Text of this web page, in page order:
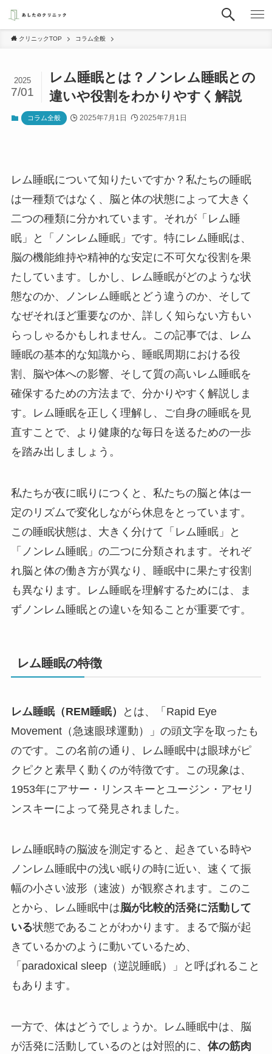
クリニックTOP コラム全般
レム睡眠とは？ノンレム睡眠との
違いや役割をわかりやすく解説
2025
7/01
コラム全般 2025年7月1日 2025年7月1日
レム睡眠について知りたいですか？私たちの睡眠
は一種類ではなく、脳と体の状態によって大きく
二つの種類に分かれています。それが「レム睡
眠」と「ノンレム睡眠」です。特にレム睡眠は、
脳の機能維持や精神的な安定に不可欠な役割を果
たしています。しかし、レム睡眠がどのような状
態なのか、ノンレム睡眠とどう違うのか、そして
なぜそれほど重要なのか、詳しく知らない方もい
らっしゃるかもしれません。この記事では、レム
睡眠の基本的な知識から、睡眠周期における役
割、脳や体への影響、そして質の高いレム睡眠を
確保するための方法まで、分かりやすく解説しま
す。レム睡眠を正しく理解し、ご自身の睡眠を見
直すことで、より健康的な毎日を送るための一歩
を踏み出しましょう。
私たちが夜に眠りにつくと、私たちの脳と体は一
定のリズムで変化しながら休息をとっています。
この睡眠状態は、大きく分けて「レム睡眠」と
「ノンレム睡眠」の二つに分類されます。それぞ
れ脳と体の働き方が異なり、睡眠中に果たす役割
も異なります。レム睡眠を理解するためには、ま
ずノンレム睡眠との違いを知ることが重要です。
レム睡眠の特徴
レム睡眠（REM睡眠）
とは、「Rapid Eye
Movement（急速眼球運動）」の頭文字を取ったも
のです。この名前の通り、レム睡眠中は眼球がピ
クピクと素早く動くのが特徴です。この現象は、
1953年にアサー・リンスキーとユージン・アセリ
ンスキーによって発見されました。
レム睡眠時の脳波を測定すると、起きている時や
ノンレム睡眠中の浅い眠りの時に近い、速くて振
幅の小さい波形（速波）が観察されます。このこ
とから、レム睡眠中は脳が比較的活発に活動して
いる状態であることがわかります。まるで脳が起
きているかのように動いているため、
「paradoxical sleep（逆説睡眠）」と呼ばれること
もあります。
一方で、体はどうでしょうか。レム睡眠中は、脳
が活発に活動しているのとは対照的に、 体の筋肉